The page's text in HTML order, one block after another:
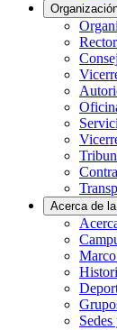
Acerca de